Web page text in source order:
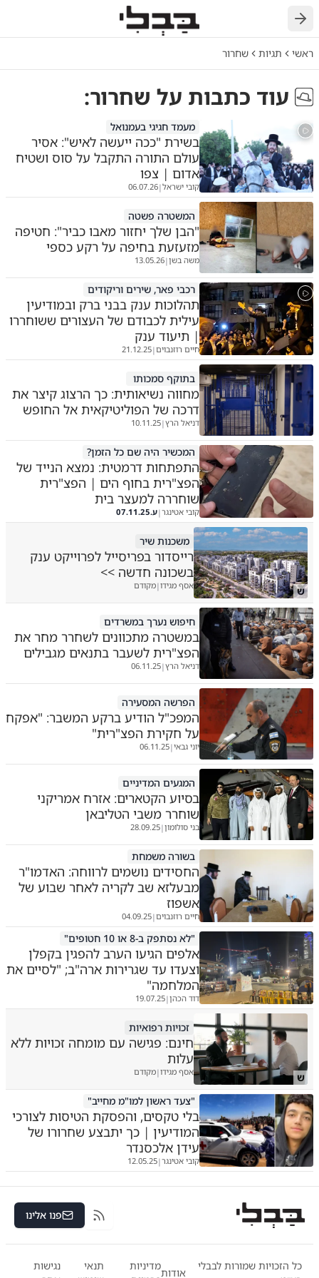
חזרה
ראשי תגיות שחרור
עוד כתבות על שחרור:
מעמד חגיגי בעמנואל
בשירת "ככה ייעשה לאיש": אסיר
עולם התורה התקבל על סוס ושטיח
אדום | צפו
קובי ישראל|
06.07.26
המשטרה פשטה
"הבן שלך יחזור מאבו כביר": חטיפה
מזעזעת בחיפה על רקע כספי
משה בשן|
13.05.26
רכבי פאר, שירים וריקודים
תהלוכות ענק בבני ברק ובמודיעין
עילית לכבודם של העצורים ששוחררו
| תיעוד ענק
חיים רוזנבוים|
21.12.25
בתוקף סמכותו
מחווה נשיאותית: כך הרצוג קיצר את
דרכה של הפוליטיקאית אל החופש
דניאל הרץ|
10.11.25
המכשיר היה שם כל הזמן?
התפתחות דרמטית: נמצא הנייד של
הפצ"רית בחוף הים | הפצ"רית
שוחררה למעצר בית
קובי אטינגר|ע.07.11.25
ש
משכנות שיר
רייסדור בפריסייל לפרוייקט ענק
בשכונה חדשה >>
אסף מגידו|מקודם
חיפוש נערך במשרדים
במשטרה מתכוונים לשחרר מחר את
הפצ"רית לשעבר בתנאים מגבילים
דניאל הרץ|
06.11.25
הפרשה המסעירה
המפכ"ל הודיע ברקע המשבר: "אפקח
על חקירת הפצ"רית"
יוני גבאי|
06.11.25
המגעים המדיניים
בסיוע הקטארים: אזרח אמריקני
שוחרר משבי הטליבאן
בני סולומון|
28.09.25
בשורה משמחת
החסידים נושמים לרווחה: האדמו"ר
מבעלזא שב לקריה לאחר שבוע של
אשפוז
חיים רוזנבוים|
04.09.25
"לא נסתפק ב-8 או 10 חטופים"
אלפים הגיעו הערב להפגין בקפלן
וצעדו עד שגרירות ארה"ב; "לסיים את
המלחמה"
דוד הכהן|
19.07.25
ש
זכויות רפואיות
חינם: פגישה עם מומחה זכויות ללא
עלות
אסף מגידו|מקודם
"צעד ראשון למו"מ מחייב"
בלי טקסים, והפסקת הטיסות לצורכי
המודיעין | כך יתבצע שחרורו של
עידן אלכסנדר
קובי אטינגר|
12.05.25
RSS פנו אלינו
כל הזכויות שמורות לבבלי
אודות
מדיניות
תנאי
נגישות